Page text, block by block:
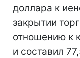
доллара к
закрытии
отношению к
и составил